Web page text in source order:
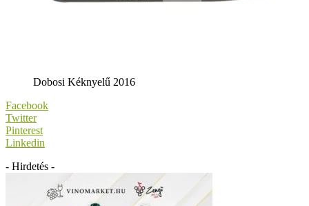
Dobosi Kéknyelű 2016
Facebook
Twitter
Pinterest
Linkedin
- Hirdetés -